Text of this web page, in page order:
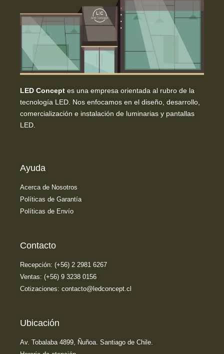
LED Concept es una empresa orientada al rubro de la
tecnología LED. Nos enfocamos en el diseño, desarrollo,
comercialización e instalación de luminarias y pantallas
LED.
Ayuda
Acerca de Nosotros
Políticas de Garantía
Políticas de Envío
Contacto
Recepción: (+56) 2 2981 6267
Ventas: (+56) 9 3238 0156
Cotizaciones: contacto@ledconcept.cl
Ubicación
Av. Tobalaba 4899, Ñuñoa. Santiago de Chile.